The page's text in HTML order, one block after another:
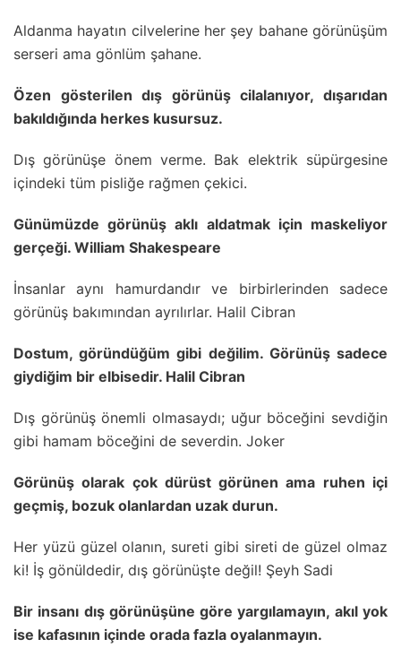
Aldanma hayatın cilvelerine her şey bahane görünüşüm
serseri ama gönlüm şahane.
Özen gösterilen dış görünüş cilalanıyor, dışarıdan
bakıldığında herkes kusursuz.
Dış görünüşe önem verme. Bak elektrik süpürgesine
içindeki tüm pisliğe rağmen çekici.
Günümüzde görünüş aklı aldatmak için maskeliyor
gerçeği. William Shakespeare
İnsanlar aynı hamurdandır ve birbirlerinden sadece
görünüş bakımından ayrılırlar. Halil Cibran
Dostum, göründüğüm gibi değilim. Görünüş sadece
giydiğim bir elbisedir. Halil Cibran
Dış görünüş önemli olmasaydı; uğur böceğini sevdiğin
gibi hamam böceğini de severdin. Joker
Görünüş olarak çok dürüst görünen ama ruhen içi
geçmiş, bozuk olanlardan uzak durun.
Her yüzü güzel olanın, sureti gibi sireti de güzel olmaz
ki! İş gönüldedir, dış görünüşte değil! Şeyh Sadi
Bir insanı dış görünüşüne göre yargılamayın, akıl yok
ise kafasının içinde orada fazla oyalanmayın.